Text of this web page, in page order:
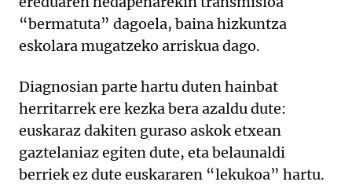
“bermatuta” dagoela, baina hizkuntza
eskolara mugatzeko arriskua dago.
Diagnosian parte hartu duten hainbat
herritarrek ere kezka bera azaldu dute:
euskaraz dakiten guraso askok etxean
gaztelaniaz egiten dute, eta belaunaldi
berriek ez dute euskararen “lekukoa” hartu.